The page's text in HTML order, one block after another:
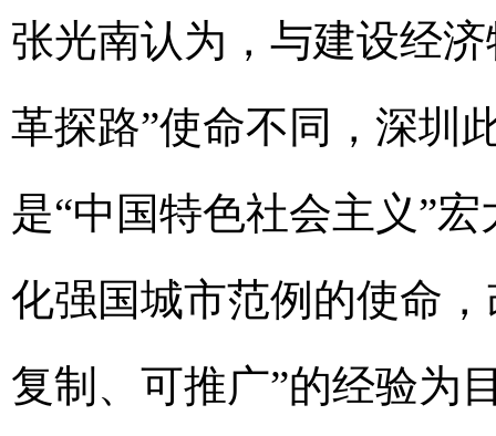
张光南认为，与建设经
革探路”使命不同，深圳
是“中国特色社会主义”
化强国城市范例的使命
复制、可推广”的经验为